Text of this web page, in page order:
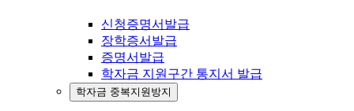
신청증명서발급
장학증서발급
증명서발급
학자금 지원구간 통지서 발급
학자금 중복지원방지